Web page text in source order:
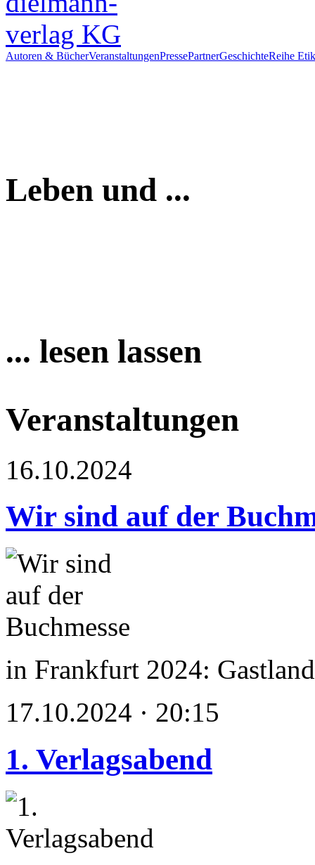
Autoren & BücherVeranstaltungenPressePartnerGeschichteReihe
Leben und ...
... lesen lassen
Veranstaltungen
16.10.2024
Wir sind auf der
in Frankfurt 2024:
17.10.2024 · 20:15
1. Verlagsabend